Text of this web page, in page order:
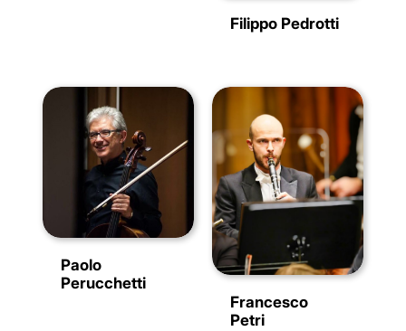
Filippo Pedrotti
Paolo
Perucchetti
Francesco
Petri